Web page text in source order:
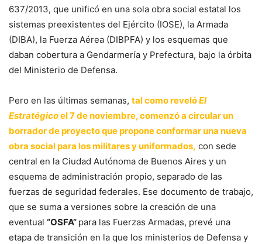
637/2013, que unificó en una sola obra social estatal los
sistemas preexistentes del Ejército (IOSE), la Armada
(DIBA), la Fuerza Aérea (DIBPFA) y los esquemas que
daban cobertura a Gendarmería y Prefectura, bajo la órbita
del Ministerio de Defensa.
Pero en las últimas semanas, tal como revelóEl
Estratégicoel 7 de noviembre, comenzó a circular un
borrador de proyecto que propone conformar una nueva
obra social para los militares y uniformados, con sede
central en la Ciudad Autónoma de Buenos Aires y un
esquema de administración propio, separado de las
fuerzas de seguridad federales. Ese documento de trabajo,
que se suma a versiones sobre la creación de una
eventual “OSFA” para las Fuerzas Armadas, prevé una
etapa de transición en la que los ministerios de Defensa y